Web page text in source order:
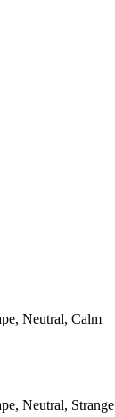
Neutral, Calm
Neutral, Strange